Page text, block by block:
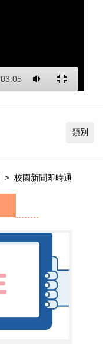
類別
> 校園新聞即時通